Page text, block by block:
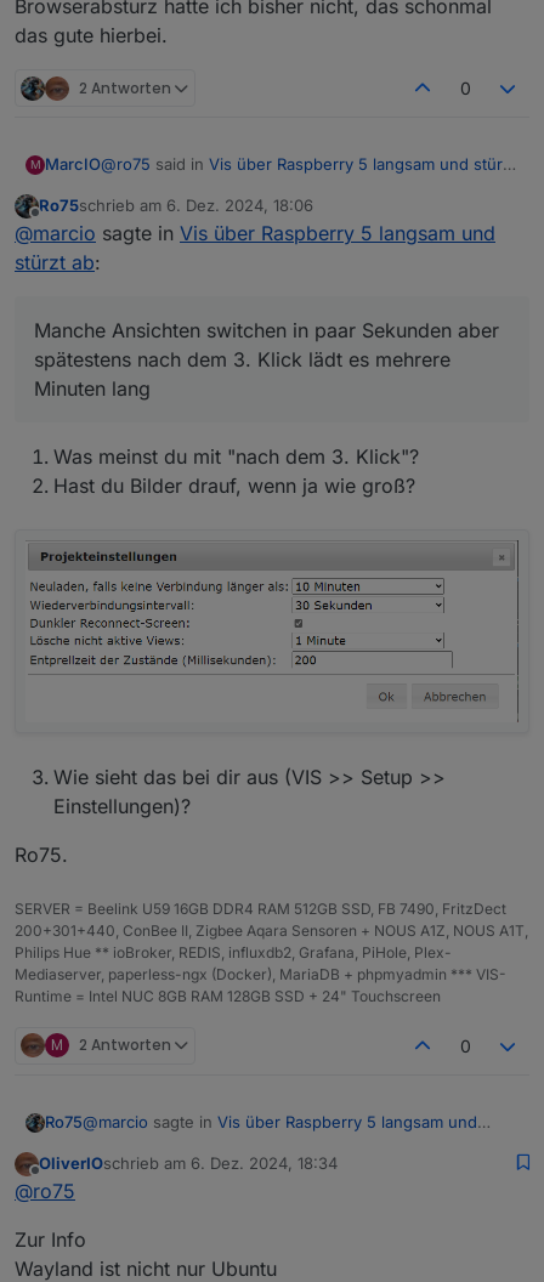
Ro75.
Browserabsturz hatte ich bisher nicht, das schonmal
das gute hierbei.
2 Antworten 0
M MarcIO@ro75 said in Vis über Raspberry 5 langsam und stürzt
Bei mir läuft Chromium. Ich habe es auch mal mit
Firefox probiert, war aber nicht besser.
funktioniert.
-ozone-platform=wayland
also ich habe dein Befehl mal probiert und es läuft
irgendwie im Gesamten etwas langsamer als zuvor.
Manche Ansichten switchen in paar Sekunden aber
lang. Aber so die Visualisierung ist halt etwas träger.
Browserabsturz hatte ich bisher nicht, das schonmal
das gute hierbei.
Offline
Ro75schrieb am 6. Dez. 2024, 18:06
zuletzt editiert von
@marcio sagte in Vis über Raspberry 5 langsam und
stürzt ab:
Manche Ansichten switchen in paar Sekunden aber
spätestens nach dem 3. Klick lädt es mehrere
Minuten lang
Was meinst du mit "nach dem 3. Klick"?
Hast du Bilder drauf, wenn ja wie groß?
Wie sieht das bei dir aus (VIS >> Setup >>
Einstellungen)?
Ro75.
SERVER = Beelink U59 16GB DDR4 RAM 512GB SSD, FB 7490, FritzDect
200+301+440, ConBee II, Zigbee Aqara Sensoren + NOUS A1Z, NOUS A1T,
Philips Hue ** ioBroker, REDIS, influxdb2, Grafana, PiHole, Plex-
Mediaserver, paperless-ngx (Docker), MariaDB + phpmyadmin *** VIS-
Runtime = Intel NUC 8GB RAM 128GB SSD + 24" Touchscreen
M 2 Antworten 0
Ro75@marcio sagte in Vis über Raspberry 5 langsam und
Offline
OliverIOschrieb am 6. Dez. 2024, 18:34
zuletzt editiert von
@ro75
Zur Info
Wayland ist nicht nur Ubuntu